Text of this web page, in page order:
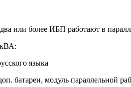
или более ИБП работают в
языка
батареи, модуль параллельной